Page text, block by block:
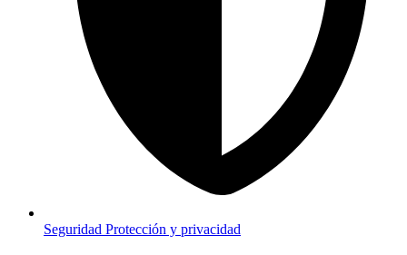
Seguridad Protección y privacidad